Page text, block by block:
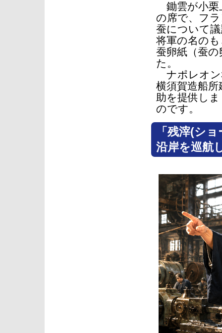
鋤雲が小栗
の席で、フ
蚕について
将軍の名の
蚕卵紙（蚕
た。
ナポレオン
横須賀造船
助を提供し
のです。
「残滓(シ
沿岸を巡航